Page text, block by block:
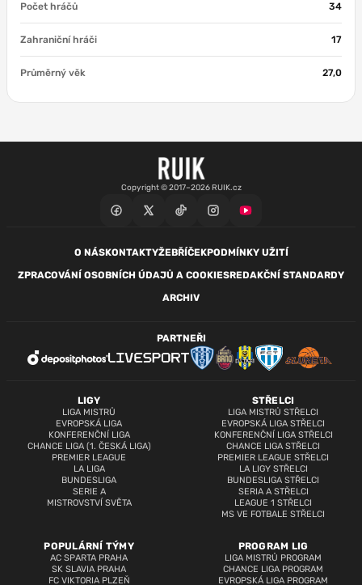
Počet hráčů 34
Zahraniční hráči 17
Průměrný věk 27,0
Copyright © 2017–2026 RUIK.cz
O NÁSKONTAKTYŽEBŘÍČEKPODMÍNKY UŽITÍ
ZPRACOVÁNÍ OSOBNÍCH ÚDAJŮ A COOKIESREDAKČNÍ STANDARDY
ARCHIV
LIGY
LIGA MISTRŮ
EVROPSKÁ LIGA
KONFERENČNÍ LIGA
CHANCE LIGA (1. ČESKÁ LIGA)
PREMIER LEAGUE
LA LIGA
BUNDESLIGA
SERIE A
MISTROVSTVÍ SVĚTA
STŘELCI
LIGA MISTRŮ STŘELCI
EVROPSKÁ LIGA STŘELCI
KONFERENČNÍ LIGA STŘELCI
CHANCE LIGA STŘELCI
PREMIER LEAGUE STŘELCI
LA LIGY STŘELCI
BUNDESLIGA STŘELCI
SERIA A STŘELCI
LEAGUE 1 STŘELCI
MS VE FOTBALE STŘELCI
POPULÁRNÍ TÝMY
AC SPARTA PRAHA
SK SLAVIA PRAHA
FC VIKTORIA PLZEŇ
PROGRAM LIG
LIGA MISTRŮ PROGRAM
CHANCE LIGA PROGRAM
EVROPSKÁ LIGA PROGRAM
PARTNEŘI